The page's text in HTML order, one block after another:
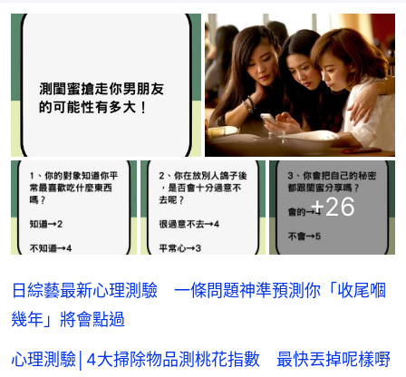
+26
日綜藝最新心理測驗 一條問題神準預測你「收尾嗰
幾年」將會點過
心理測驗│4大掃除物品測桃花指數 最快丟掉呢樣嘢